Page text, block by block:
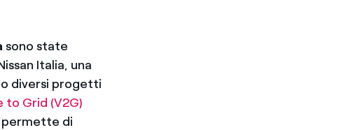
sono state
Italia, una
diversi progetti
to Grid (V2G)
permette di